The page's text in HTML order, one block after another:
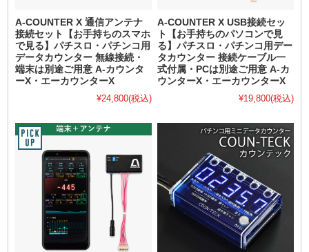
A-COUNTER X 通信アンテナ
接続セット【お手持ちのスマホ
で見る】パチスロ・パチンコ用
データカウンター 無線接続・
端末は別途ご用意 A-カウンタ
ーX・エーカウンターX
¥24,800(税込)
A-COUNTER X USB接続セッ
ト【お手持ちのパソコンで見
る】パチスロ・パチンコ用デー
タカウンター 接続ケーブル一
式付属・PCは別途ご用意 A-カ
ウンターX・エーカウンターX
¥19,800(税込)